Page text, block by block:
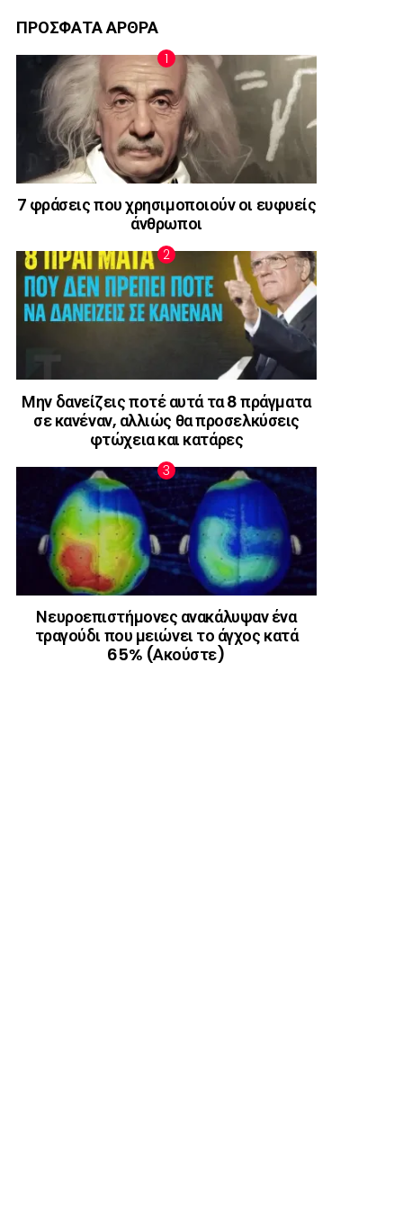
ΠΡΟΣΦΑΤΑ ΑΡΘΡΑ
7 φράσεις που χρησιμοποιούν οι ευφυείς
άνθρωποι
Μην δανείζεις ποτέ αυτά τα 8 πράγματα
σε κανέναν, αλλιώς θα προσελκύσεις
φτώχεια και κατάρες
Νευροεπιστήμονες ανακάλυψαν ένα
τραγούδι που μειώνει το άγχος κατά
65% (Ακούστε)